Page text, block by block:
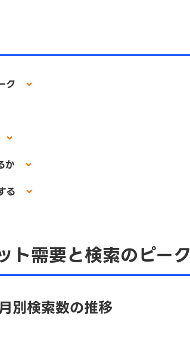
ク
か
る
ト需要と検索のピーク
別検索数の推移